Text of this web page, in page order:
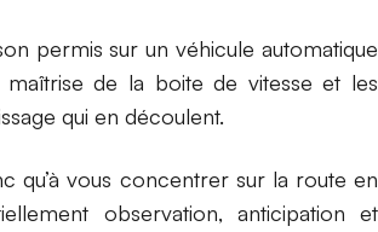
permis sur un véhicule automatique
de la boite de vitesse et les
qui en découlent.
qu’à vous concentrer sur la route en
observation, anticipation et